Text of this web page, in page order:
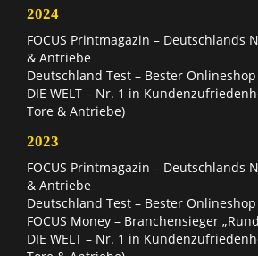
2024
FOCUS Printmagazin – Deutschlands
& Antriebe
Deutschland Test – Bester
DIE WELT – Nr. 1 in
Tore & Antriebe)
2023
FOCUS Printmagazin – Deutschlands
& Antriebe
Deutschland Test – Bester
FOCUS Money – Branchensieger
DIE WELT – Nr. 1 in